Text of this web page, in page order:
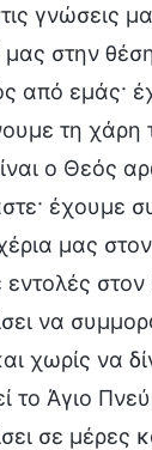
γνώσεις
μας στην
από εμάς·
τη χάρη
ο Θεός
έχουμε
μας
εντολές στον
να
χωρίς να
το Άγιο
σε μέρες